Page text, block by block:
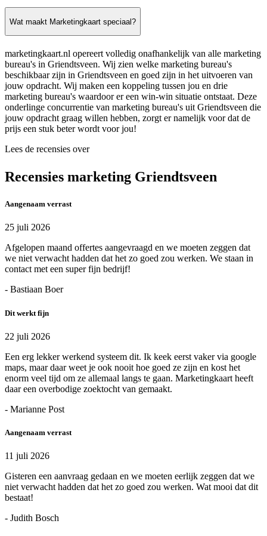
Wat maakt Marketingkaart speciaal?
marketingkaart.nl opereert volledig onafhankelijk van alle marketing
bureau's in Griendtsveen. Wij zien welke marketing bureau's
beschikbaar zijn in Griendtsveen en goed zijn in het uitvoeren van
jouw opdracht. Wij maken een koppeling tussen jou en drie
marketing bureau's waardoor er een win-win situatie ontstaat. Deze
onderlinge concurrentie van marketing bureau's uit Griendtsveen die
jouw opdracht graag willen hebben, zorgt er namelijk voor dat de
prijs een stuk beter wordt voor jou!
Lees de recensies over
Recensies marketing Griendtsveen
Aangenaam verrast
25 juli 2026
Afgelopen maand offertes aangevraagd en we moeten zeggen dat
we niet verwacht hadden dat het zo goed zou werken. We staan in
contact met een super fijn bedrijf!
- Bastiaan Boer
Dit werkt fijn
22 juli 2026
Een erg lekker werkend systeem dit. Ik keek eerst vaker via google
maps, maar daar weet je ook nooit hoe goed ze zijn en kost het
enorm veel tijd om ze allemaal langs te gaan. Marketingkaart heeft
daar een overbodige zoektocht van gemaakt.
- Marianne Post
Aangenaam verrast
11 juli 2026
Gisteren een aanvraag gedaan en we moeten eerlijk zeggen dat we
niet verwacht hadden dat het zo goed zou werken. Wat mooi dat dit
bestaat!
- Judith Bosch